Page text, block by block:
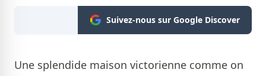
Suivez-nous sur Google Discover
Une splendide maison victorienne comme on